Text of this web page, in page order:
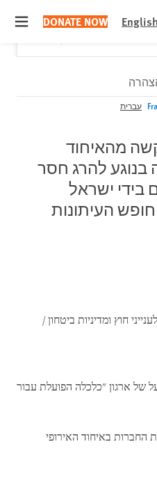
English
DONATE NOW
Would you like to read
Close
עברית
מהאיחוד
בנוגע להרג חסר
בידי ישראל
העיתונות
More
חוץ ומדיניות ביטחון /
של ארגון "כלכלה הפועלת עבור
החברות באיחוד האירופי